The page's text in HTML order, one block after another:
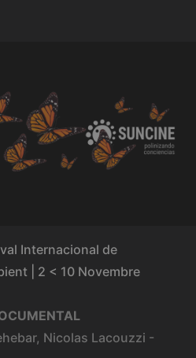
Internacional de
| 2 < 10 Novembre
Nicolas Lacouzzi -